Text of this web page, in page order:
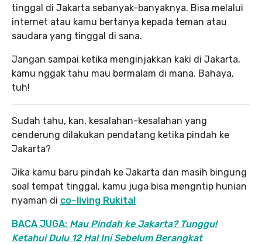
tinggal di Jakarta sebanyak-banyaknya. Bisa melalui
internet atau kamu bertanya kepada teman atau
saudara yang tinggal di sana.
Jangan sampai ketika menginjakkan kaki di Jakarta,
kamu nggak tahu mau bermalam di mana. Bahaya,
tuh!
Sudah tahu, kan, kesalahan-kesalahan yang
cenderung dilakukan pendatang ketika pindah ke
Jakarta?
Jika kamu baru pindah ke Jakarta dan masih bingung
soal tempat tinggal, kamu juga bisa mengntip hunian
nyaman di co–living Rukita!
BACA JUGA: Mau Pindah ke Jakarta? Tunggu!
Ketahui Dulu 12 Hal Ini Sebelum Berangkat